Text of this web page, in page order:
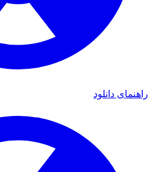
راهنمای دانلود